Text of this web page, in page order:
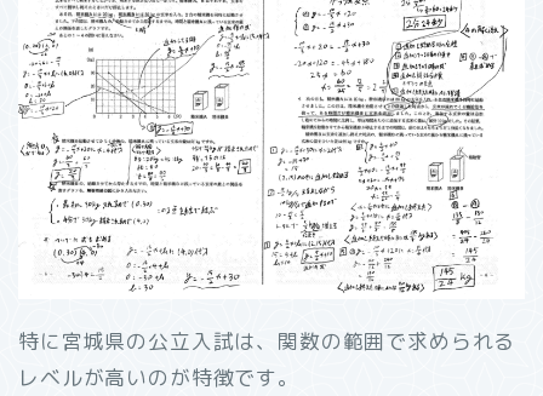
特に宮城県の公立入試は、関数の範囲で求められる
レベルが高いのが特徴です。